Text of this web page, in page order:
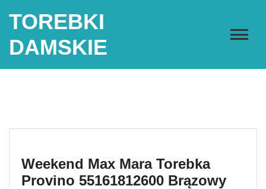
TOREBKI
DAMSKIE
Weekend Max Mara Torebka
Provino 55161812600 Brązowy